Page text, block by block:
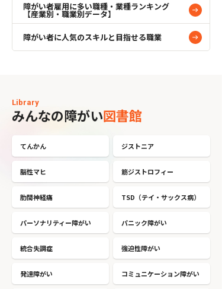
障がい者雇用に多い職種・業種ランキング
【産業別・職業別データ】
障がい者に人気のスキルと目指せる職業
Library
みんなの障がい図書館
てんかん ジストニア
脳性マヒ 筋ジストロフィー
肋間神経痛 TSD（テイ・サックス病）
パーソナリティー障がい パニック障がい
統合失調症 強迫性障がい
発達障がい コミュニケーション障がい